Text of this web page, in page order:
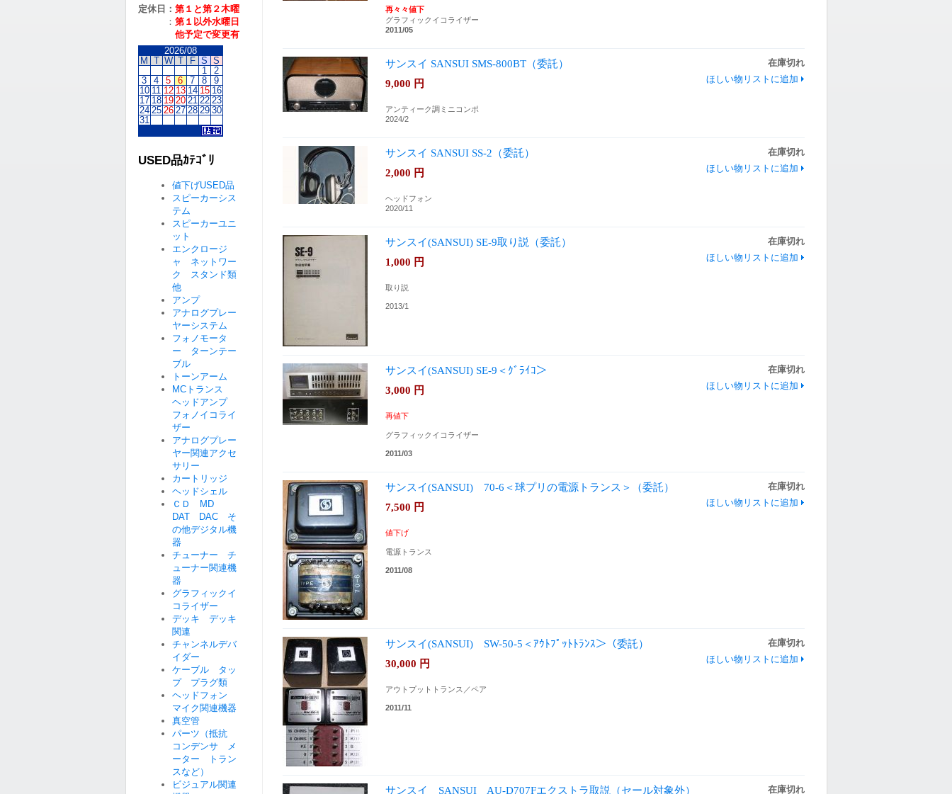
再々々値下
グラフィックイコライザー
2011/05
サンスイ SANSUI SMS-800BT（委託）
在庫切れ
ほしい物リストに追加
9,000 円
アンティーク調ミニコンポ
2024/2
サンスイ SANSUI SS-2（委託）
在庫切れ
ほしい物リストに追加
2,000 円
ヘッドフォン
2020/11
サンスイ(SANSUI) SE-9取り説（委託）
在庫切れ
ほしい物リストに追加
1,000 円
取り説
2013/1
サンスイ(SANSUI) SE-9＜ｸﾞﾗｲｺ＞
在庫切れ
ほしい物リストに追加
3,000 円
再値下
グラフィックイコライザー
2011/03
サンスイ(SANSUI) 70-6＜球プリの電源トランス＞（委託）
在庫切れ
ほしい物リストに追加
7,500 円
値下げ
電源トランス
2011/08
サンスイ(SANSUI) SW-50-5＜ｱｳﾄﾌﾟｯﾄﾄﾗﾝｽ＞（委託）
在庫切れ
ほしい物リストに追加
30,000 円
アウトプットトランス／ペア
2011/11
サンスイ SANSUI AU-D707Fエクストラ取説（セール対象外）
在庫切れ
定休日： 第１と第２木曜
： 第１以外水曜日
他予定で変更有
2026/08
M
T W T F S S
1
2
3
4 5 6 7 8
9
10 11 12 13 14 15 16
17 18 19 20 21 22 23
24 25 26 27 28 29 30
31
USED品ｶﾃｺﾞﾘ
値下げUSED品
スピーカーシス
テム
スピーカーユニ
ット
エンクロージ
ャ ネットワー
ク スタンド類
他
アンプ
アナログプレー
ヤーシステム
フォノモータ
ー ターンテー
ブル
トーンアーム
MCトランス
ヘッドアンプ
フォノイコライ
ザー
アナログプレー
ヤー関連アクセ
サリー
カートリッジ
ヘッドシェル
ＣＤ MD
DAT DAC そ
の他デジタル機
器
チューナー チ
ューナー関連機
器
グラフィックイ
コライザー
デッキ デッキ
関連
チャンネルデバ
イダー
ケーブル タッ
プ プラグ類
ヘッドフォン
マイク関連機器
真空管
パーツ（抵抗
コンデンサ メ
ーター トラン
スなど）
ビジュアル関連